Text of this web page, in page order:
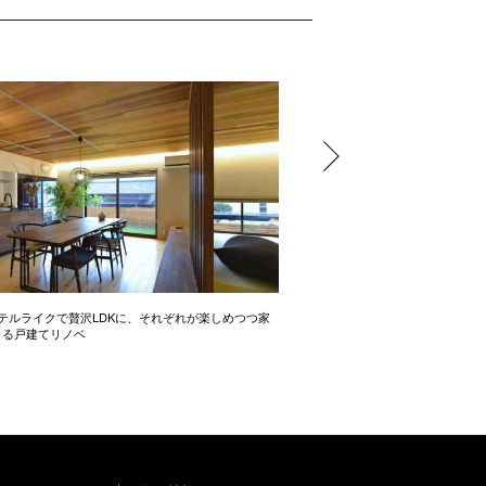
ルライクで贅沢LDKに、それぞれが楽しめつつ家
戸建てリノベ